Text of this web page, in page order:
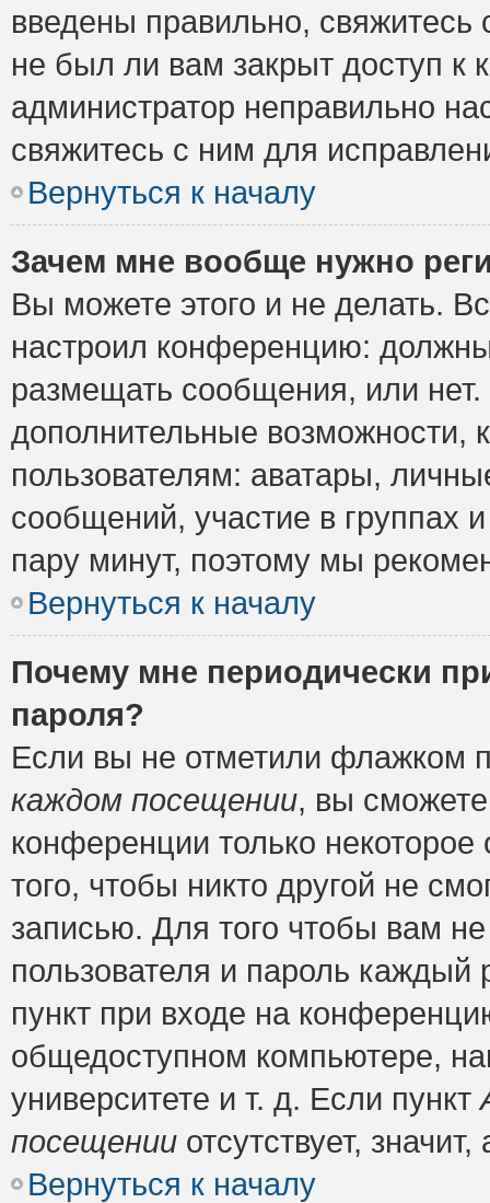
введены правильно,
не был ли вам закрыт доступ к
администратор неправильно
свяжитесь с ним для
Вернуться к началу
Зачем мне вообще нужно
Вы можете этого и не делать.
настроил конференцию:
размещать сообщения, или
дополнительные возможности,
пользователям: аватары,
сообщений, участие в группах
пару минут, поэтому мы
Вернуться к началу
Почему мне периодически
пароля?
Если вы не отметили флажком
каждом посещении, вы
конференции только
того, чтобы никто другой не
записью. Для того чтобы вам
пользователя и пароль
пункт при входе на
общедоступном компьютере,
университете и т. д. Если пункт
посещении отсутствует,
Вернуться к началу